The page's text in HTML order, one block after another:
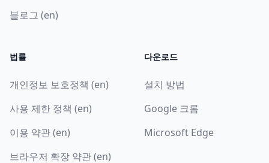
블로그 (en)
법률
개인정보 보호정책 (en)
사용 제한 정책 (en)
이용 약관 (en)
브라우저 확장 약관 (en)
다운로드
설치 방법
Google 크롬
Microsoft Edge